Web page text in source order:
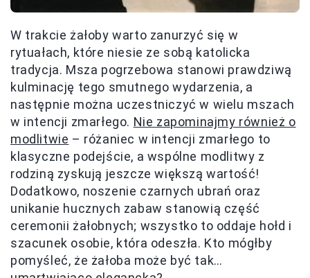
W trakcie żałoby warto zanurzyć się w
rytuałach, które niesie ze sobą katolicka
tradycja. Msza pogrzebowa stanowi prawdziwą
kulminację tego smutnego wydarzenia, a
następnie można uczestniczyć w wielu mszach
w intencji zmarłego. Nie zapominajmy również o
modlitwie – różaniec w intencji zmarłego to
klasyczne podejście, a wspólne modlitwy z
rodziną zyskują jeszcze większą wartość!
Dodatkowo, noszenie czarnych ubrań oraz
unikanie hucznych zabaw stanowią część
ceremonii żałobnych; wszystko to oddaje hołd i
szacunek osobie, która odeszła. Kto mógłby
pomyśleć, że żałoba może być tak…